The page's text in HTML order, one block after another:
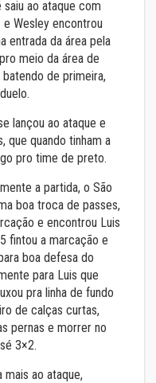
ao ataque com
Wesley encontrou
entrada da área pela
meio da área de
de primeira,
lançou ao ataque e
que quando tinham a
pro time de preto.
a partida, o São
boa troca de passes,
e encontrou Luis
fintou a marcação e
boa defesa do
para Luis que
pra linha de fundo
de calças curtas,
pernas e morrer no
3×2.
ao ataque,